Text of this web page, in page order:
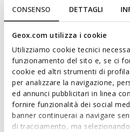
CONSENSO DETTAGLI
Geox.com utilizza i cookie
Utilizziamo cookie tecnici
funzionamento del sito e, se ci
cookie ed altri strumenti di
per analizzare la navigazione,
ed annunci pubblicitari in linea
fornire funzionalità dei social
banner continuerai a navigare
di tracciamento, ma selezionando